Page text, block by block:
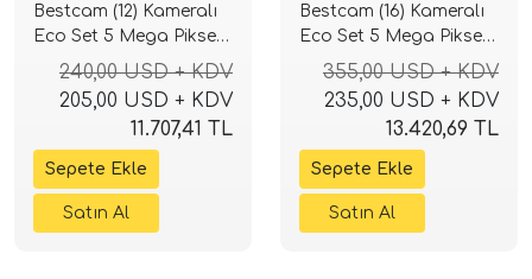
Bestcam (12) Kameralı
Eco Set 5 Mega Piksel
Sony Lensli Full HD
Gece Görüşlü Güvenlik
Kamerası Sistemi
240,00 USD + KDV
205,00 USD + KDV
11.707,41 TL
Bestcam (16) Kameralı
Eco Set 5 Mega Piksel
Sony Lensli Full HD
Gece Görüşlü Güvenlik
Kamerası Sistemi
355,00 USD + KDV
235,00 USD + KDV
13.420,69 TL